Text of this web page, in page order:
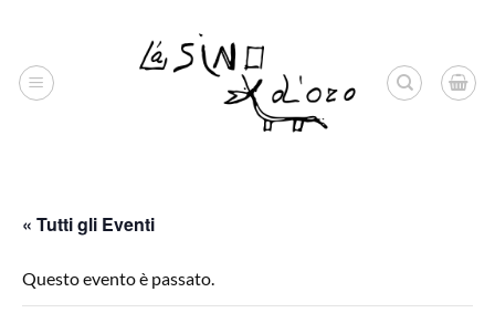
contenuti
« Tutti gli Eventi
Questo evento è passato.